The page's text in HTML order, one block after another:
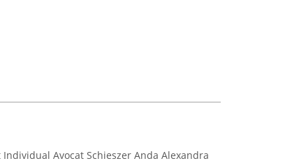
Avocat Schieszer Anda Alexandra